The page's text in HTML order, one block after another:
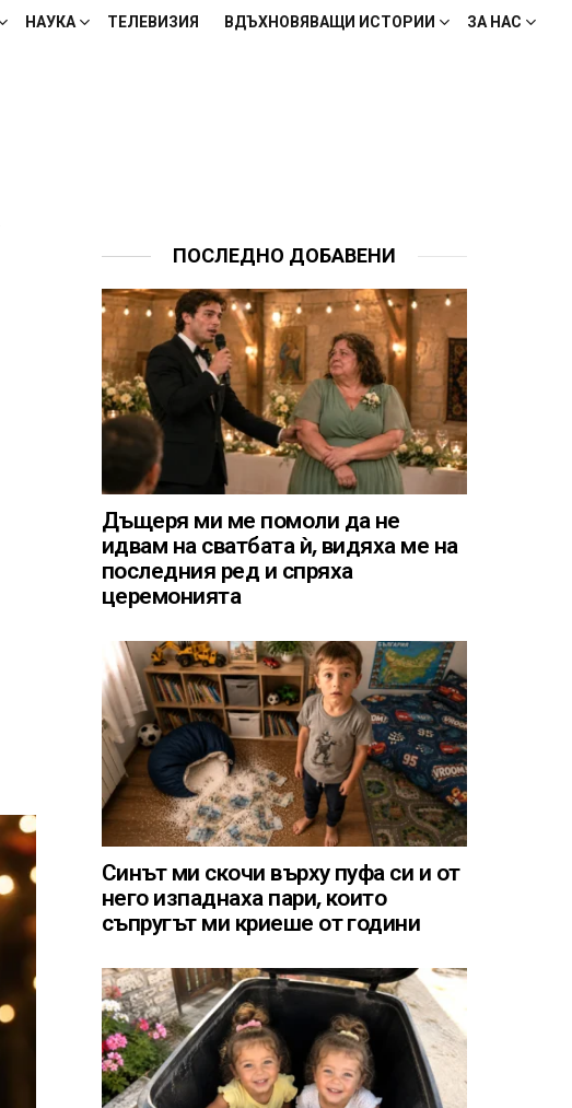
НАУКА ТЕЛЕВИЗИЯ ВДЪХНОВЯВАЩИ ИСТОРИИ ЗА НАС
ПОСЛЕДНО ДОБАВЕНИ
Дъщеря ми ме помоли да не
идвам на сватбата ѝ, видяха ме на
последния ред и спряха
церемонията
Синът ми скочи върху пуфа си и от
него изпаднаха пари, които
съпругът ми криеше от години